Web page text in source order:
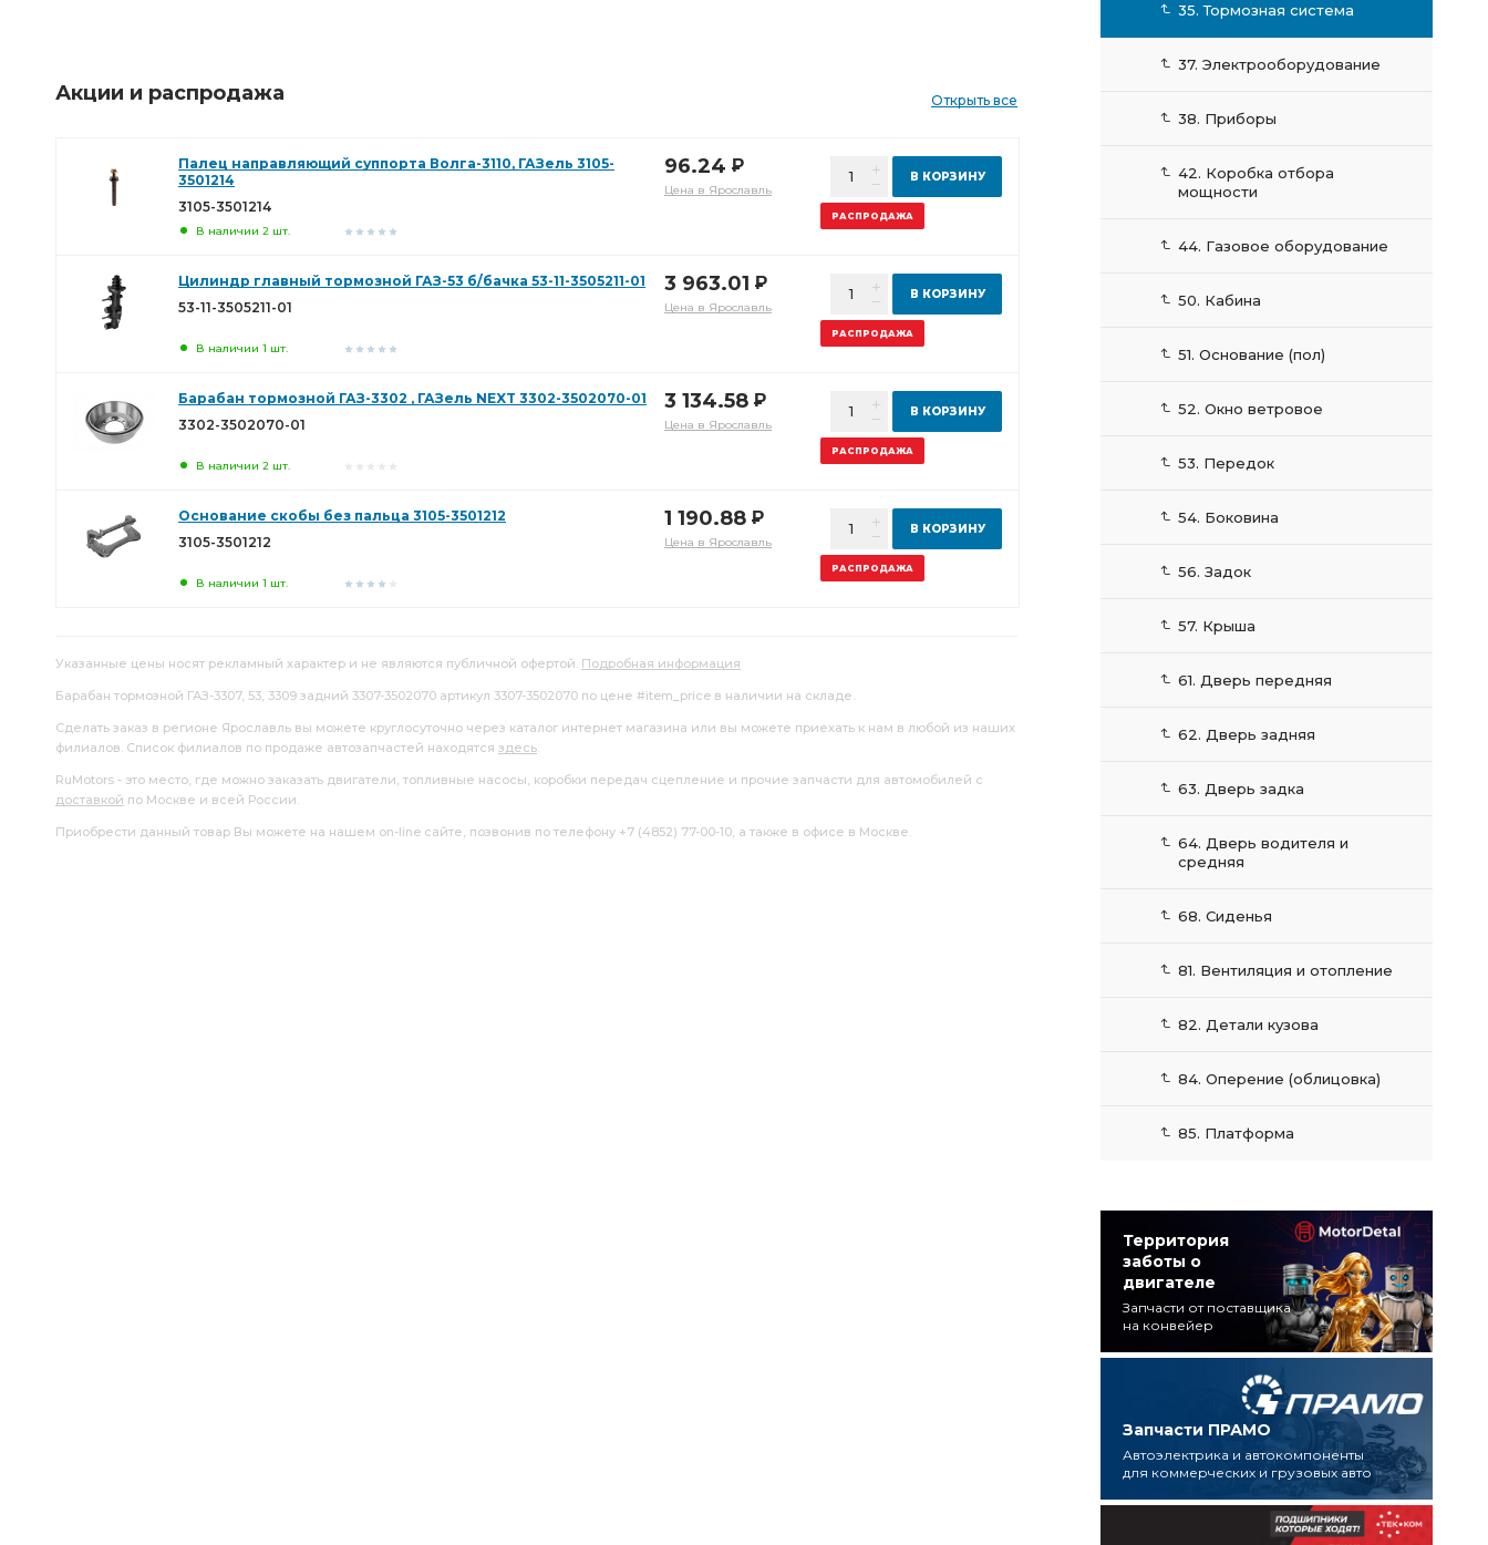
Акции и распродажа Открыть все
РАСПРОДАЖА
Палец направляющий суппорта Волга-3110, ГАЗель 3105-
3501214
3105-3501214
В наличии 2 шт.
Цена в Ярославль
96.24 Р
В КОРЗИНУ
РАСПРОДАЖА
Цилиндр главный тормозной ГАЗ-53 б/бачка 53-11-3505211-01
53-11-3505211-01
В наличии 1 шт.
Цена в Ярославль
3 963.01 Р
В КОРЗИНУ
РАСПРОДАЖА
Барабан тормозной ГАЗ-3302 , ГАЗель NEXT 3302-3502070-01
3302-3502070-01
В наличии 2 шт.
Цена в Ярославль
3 134.58 Р
В КОРЗИНУ
РАСПРОДАЖА
Основание скобы без пальца 3105-3501212
3105-3501212
В наличии 1 шт.
Цена в Ярославль
1 190.88 Р
В КОРЗИНУ
Указанные цены носят рекламный характер и не являются публичной офертой. Подробная информация
Барабан тормозной ГАЗ-3307, 53, 3309 задний 3307-3502070 артикул 3307-3502070 по цене #item_price в наличии на складе.
Сделать заказ в регионе Ярославль вы можете круглосуточно через каталог интернет магазина или вы можете приехать к нам в любой из наших
филиалов. Список филиалов по продаже автозапчастей находятся здесь.
RuMotors - это место, где можно заказать двигатели, топливные насосы, коробки передач сцепление и прочие запчасти для автомобилей с
доставкой по Москве и всей России.
Приобрести данный товар Вы можете на нашем on-line сайте, позвонив по телефону +7 (4852) 77-00-10, а также в офисе в Москве.
35. Тормозная система
37. Электрооборудование
38. Приборы
42. Коробка отбора
мощности
44. Газовое оборудование
50. Кабина
51. Основание (пол)
52. Окно ветровое
53. Передок
54. Боковина
56. Задок
57. Крыша
61. Дверь передняя
62. Дверь задняя
63. Дверь задка
64. Дверь водителя и
средняя
68. Сиденья
81. Вентиляция и отопление
82. Детали кузова
84. Оперение (облицовка)
85. Платформа
Территория
заботы о
двигателе
Запчасти от поставщика
на конвейер
Запчасти ПРАМО
Автоэлектрика и автокомпоненты
для коммерческих и грузовых авто